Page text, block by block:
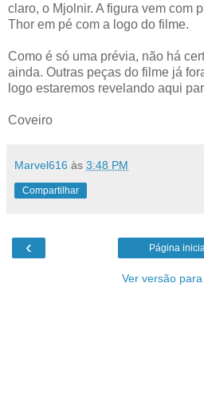
claro, o Mjolnir. A figura vem com
Thor em pé com a logo do filme.
Como é só uma prévia, não há
ainda. Outras peças do filme já
logo estaremos revelando aqui
Coveiro
Marvel616 às 3:48 PM
Compartilhar
‹ Página
Ver versão